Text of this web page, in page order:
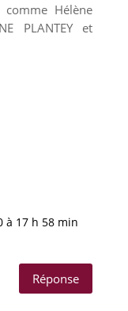
comme Hélène
PLANTEY et
à 17 h 58 min
Réponse